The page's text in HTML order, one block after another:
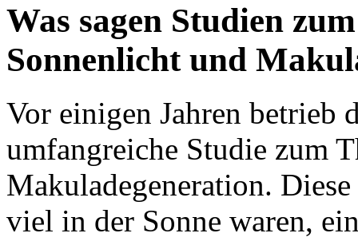
Was sagen Studien
Sonnenlicht und
Vor einigen Jahren betrieb
umfangreiche Studie zum
Makuladegeneration.
viel in der Sonne waren,